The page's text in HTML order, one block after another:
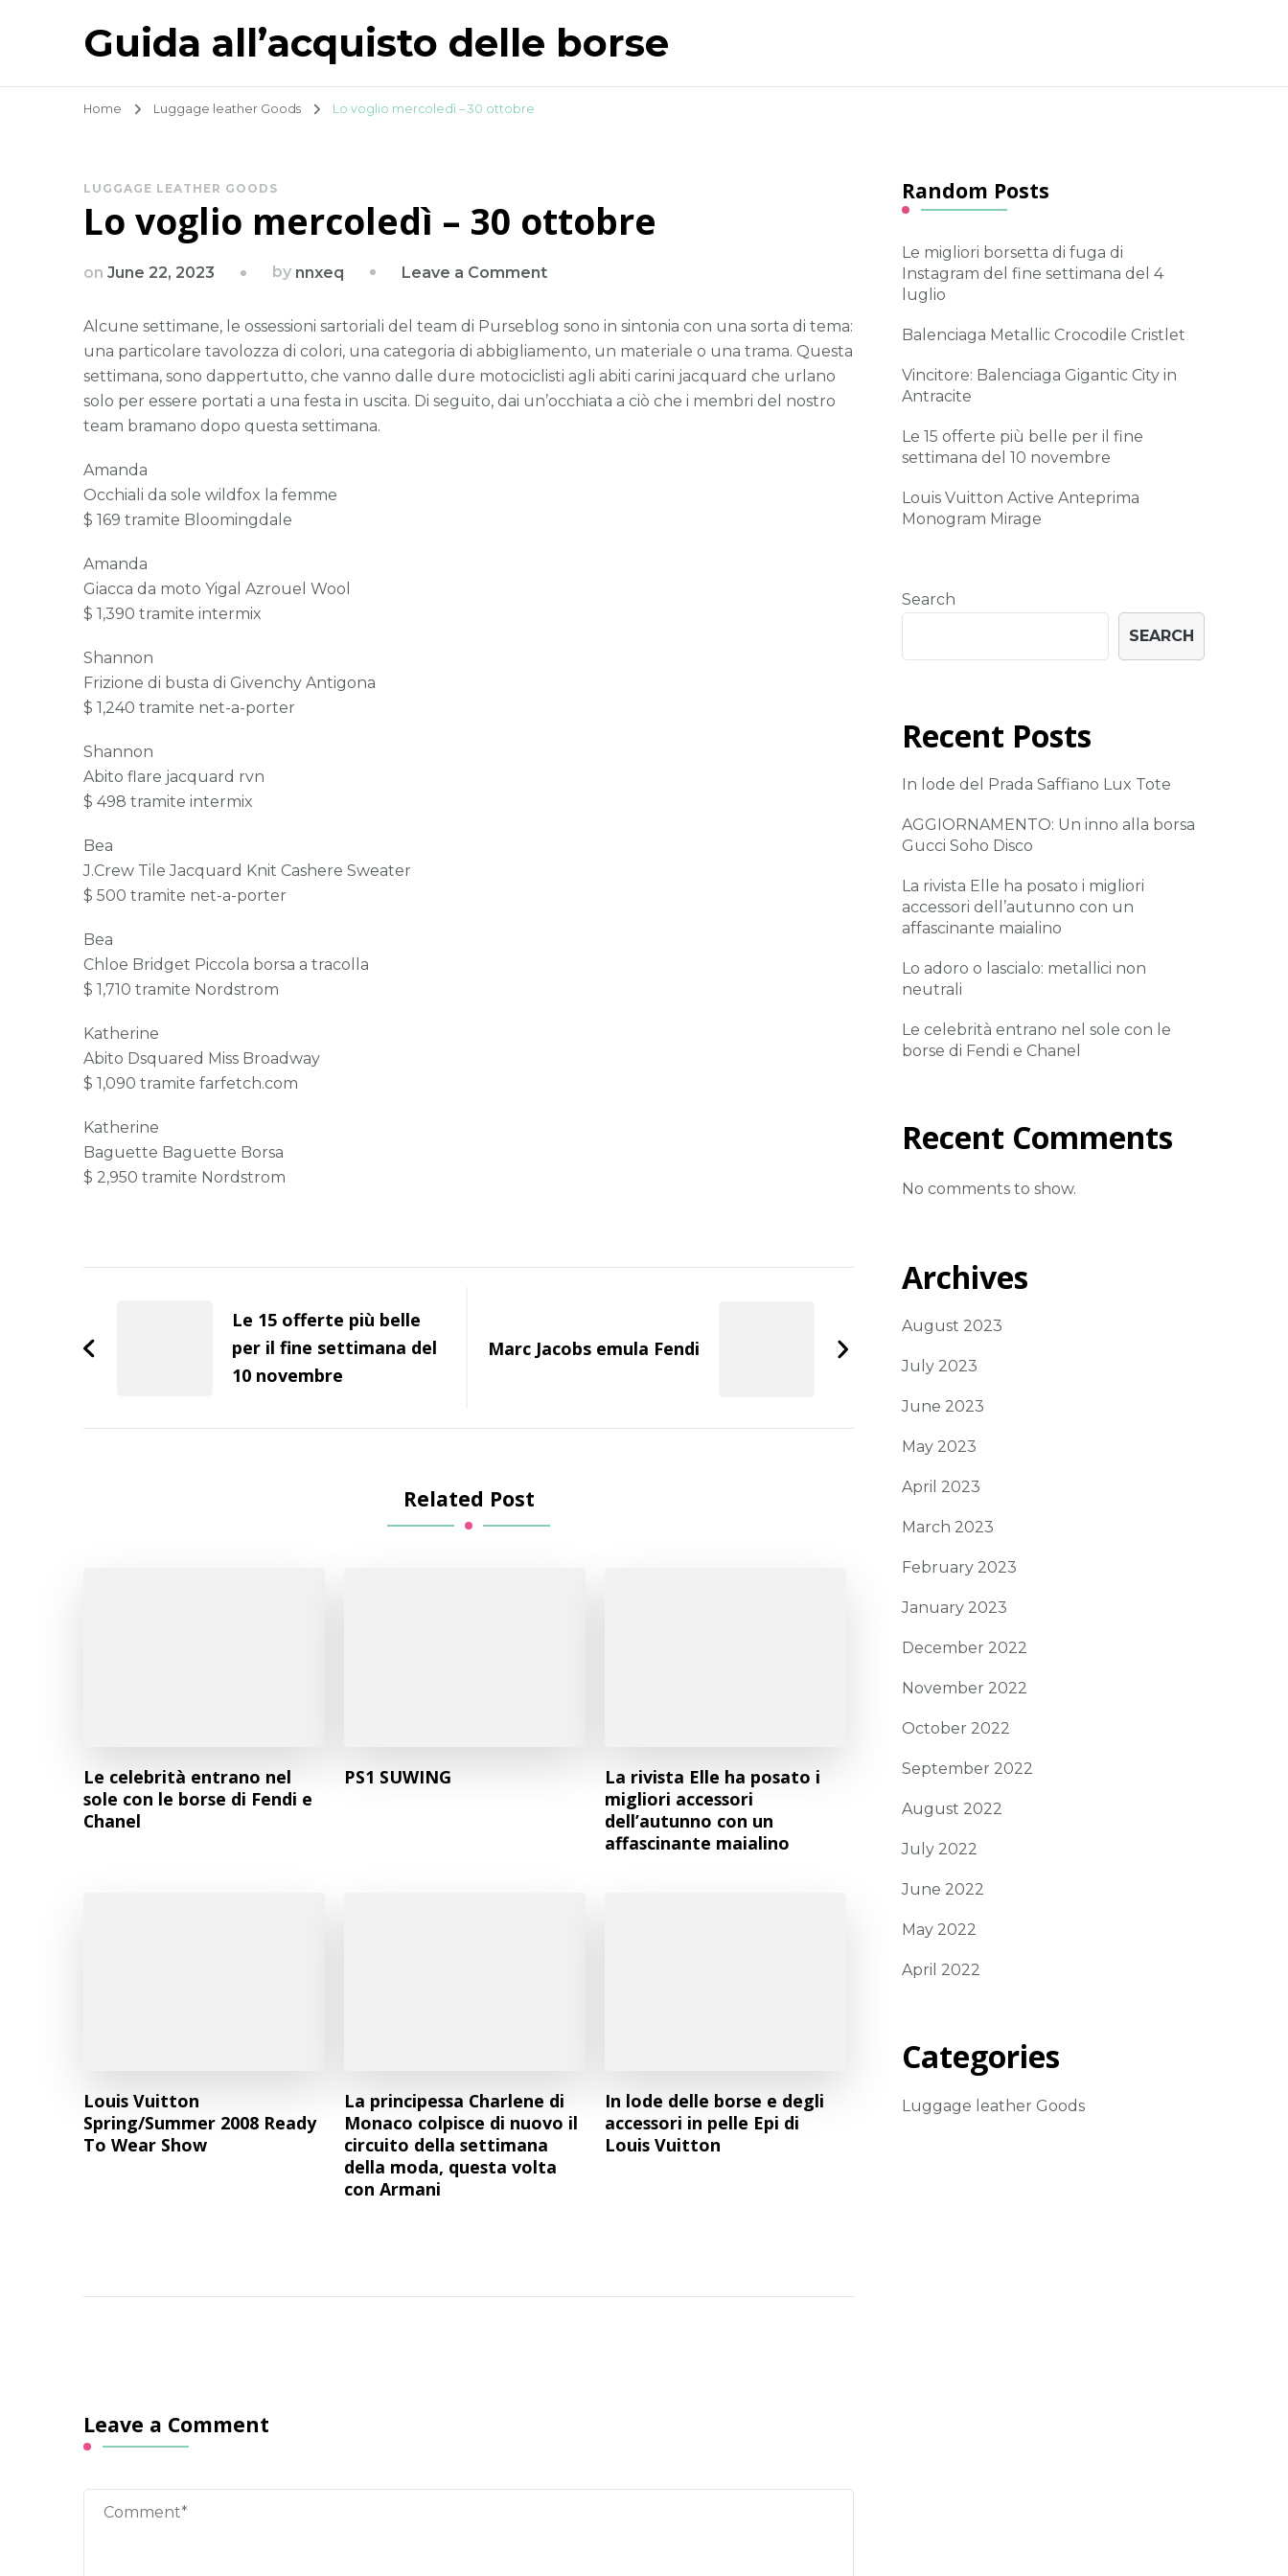
Guida all’acquisto delle borse
Home Luggage leather Goods Lo voglio mercoledì – 30 ottobre
LUGGAGE LEATHER GOODS
Lo voglio mercoledì – 30 ottobre
on June 22, 2023 by nnxeq Leave a Commenton
voglio
mercoledì
–
30
Alcune settimane, le ossessioni sartoriali del team di Purseblog sono in sintonia con una sorta di tema:
una particolare tavolozza di colori, una categoria di abbigliamento, un materiale o una trama. Questa
settimana, sono dappertutto, che vanno dalle dure motociclisti agli abiti carini jacquard che urlano
solo per essere portati a una festa in uscita. Di seguito, dai un’occhiata a ciò che i membri del nostro
team bramano dopo questa settimana.
Amanda
Occhiali da sole wildfox la femme
$ 169 tramite Bloomingdale
Amanda
Giacca da moto Yigal Azrouel Wool
$ 1,390 tramite intermix
Shannon
Frizione di busta di Givenchy Antigona
$ 1,240 tramite net-a-porter
Shannon
Abito flare jacquard rvn
$ 498 tramite intermix
Bea
J.Crew Tile Jacquard Knit Cashere Sweater
$ 500 tramite net-a-porter
Bea
Chloe Bridget Piccola borsa a tracolla
$ 1,710 tramite Nordstrom
Katherine
Abito Dsquared Miss Broadway
$ 1,090 tramite farfetch.com
Katherine
Baguette Baguette Borsa
$ 2,950 tramite Nordstrom
NavigationLe 15 offerte più belle
per il fine settimana del
10 novembre
Marc Jacobs emula Fendi
Related Post
Le celebrità entrano nel
sole con le borse di Fendi e
Chanel
PS1 SUWING
La rivista Elle ha posato i
migliori accessori
dell’autunno con un
affascinante maialino
Louis Vuitton
Spring/Summer 2008 Ready
To Wear Show
La principessa Charlene di
Monaco colpisce di nuovo il
circuito della settimana
della moda, questa volta
con Armani
In lode delle borse e degli
accessori in pelle Epi di
Louis Vuitton
Leave a Comment
Random Posts
Le migliori borsetta di fuga di
Instagram del fine settimana del 4
luglio
Balenciaga Metallic Crocodile Cristlet
Vincitore: Balenciaga Gigantic City in
Antracite
Le 15 offerte più belle per il fine
settimana del 10 novembre
Louis Vuitton Active Anteprima
Monogram Mirage
Search
SEARCH
Recent Posts
In lode del Prada Saffiano Lux Tote
AGGIORNAMENTO: Un inno alla borsa
Gucci Soho Disco
La rivista Elle ha posato i migliori
accessori dell’autunno con un
affascinante maialino
Lo adoro o lascialo: metallici non
neutrali
Le celebrità entrano nel sole con le
borse di Fendi e Chanel
Recent Comments
No comments to show.
Archives
August 2023
July 2023
June 2023
May 2023
April 2023
March 2023
February 2023
January 2023
December 2022
November 2022
October 2022
September 2022
August 2022
July 2022
June 2022
May 2022
April 2022
Categories
Luggage leather Goods